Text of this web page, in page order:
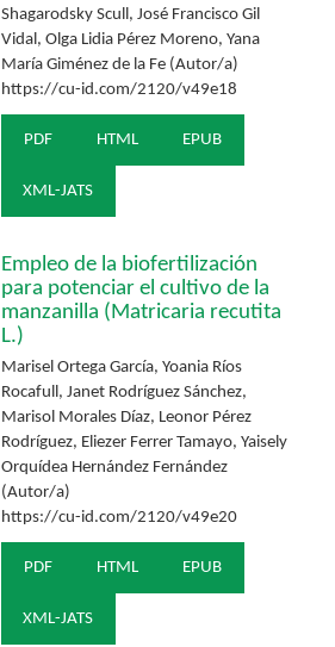
Shagarodsky Scull, José Francisco Gil
Vidal, Olga Lidia Pérez Moreno, Yana
María Giménez de la Fe (Autor/a)
https://cu-id.com/2120/v49e18
PDF HTML EPUB
XML-JATS
Empleo de la biofertilización
para potenciar el cultivo de la
manzanilla (Matricaria recutita
L.)
Marisel Ortega García, Yoania Ríos
Rocafull, Janet Rodríguez Sánchez,
Marisol Morales Díaz, Leonor Pérez
Rodríguez, Eliezer Ferrer Tamayo, Yaisely
Orquídea Hernández Fernández
(Autor/a)
https://cu-id.com/2120/v49e20
PDF HTML EPUB
XML-JATS